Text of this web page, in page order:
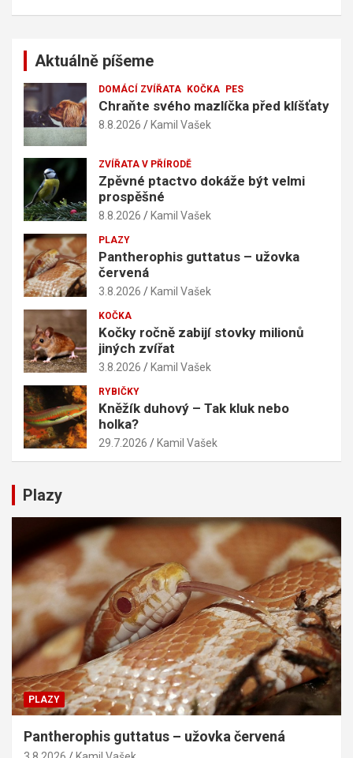
Aktuálně píšeme
DOMÁCÍ ZVÍŘATA KOČKA PES
Chraňte svého mazlíčka před klíšťaty
8.8.2026 Kamil Vašek
ZVÍŘATA V PŘÍRODĚ
Zpěvné ptactvo dokáže být velmi
prospěšné
8.8.2026 Kamil Vašek
PLAZY
Pantherophis guttatus – užovka
červená
3.8.2026 Kamil Vašek
KOČKA
Kočky ročně zabijí stovky milionů
jiných zvířat
3.8.2026 Kamil Vašek
RYBIČKY
Kněžík duhový – Tak kluk nebo
holka?
29.7.2026 Kamil Vašek
Plazy
PLAZY
Pantherophis guttatus – užovka červená